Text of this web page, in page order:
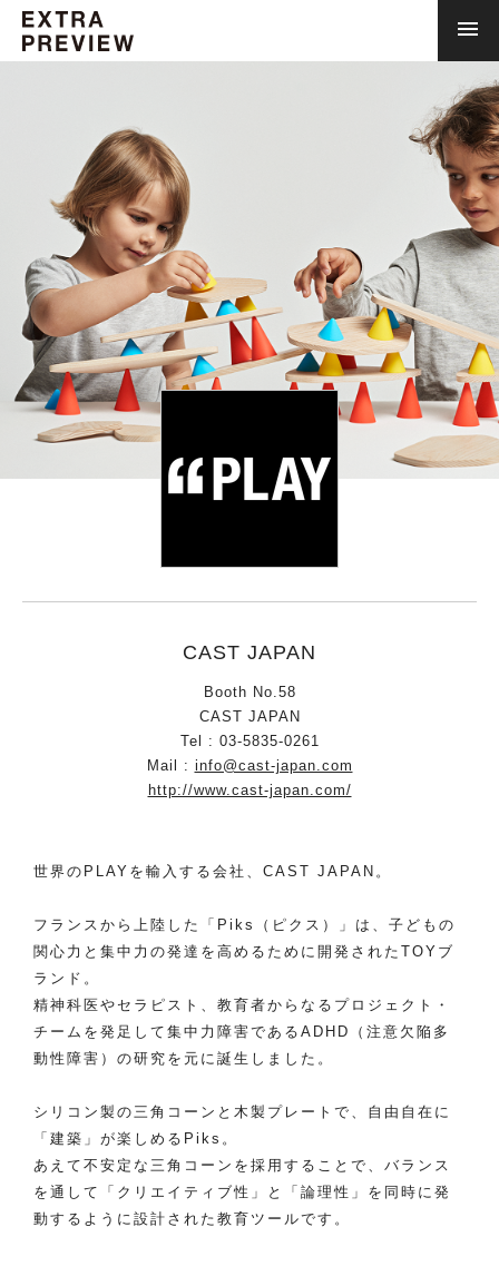
CAST JAPAN
Booth No.58
CAST JAPAN
Tel : 03-5835-0261
Mail : info@cast-japan.com
http://www.cast-japan.com/
世界のPLAYを輸入する会社、CAST JAPAN。
フランスから上陸した「Piks（ピクス）」は、子どもの
関心力と集中力の発達を高めるために開発されたTOYブ
ランド。
精神科医やセラピスト、教育者からなるプロジェクト・
チームを発足して集中力障害であるADHD（注意欠陥多
動性障害）の研究を元に誕生しました。
シリコン製の三角コーンと木製プレートで、自由自在に
「建築」が楽しめるPiks。
あえて不安定な三角コーンを採用することで、バランス
を通して「クリエイティブ性」と「論理性」を同時に発
動するように設計された教育ツールです。